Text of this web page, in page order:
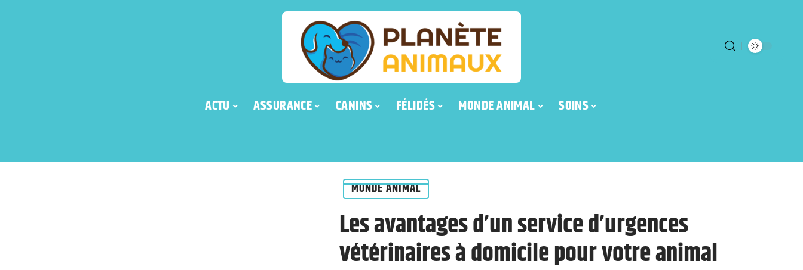
ACTU ASSURANCE CANINS FÉLIDÉS MONDE ANIMAL SOINS
MONDE ANIMAL
Les avantages d’un service d’urgences
vétérinaires à domicile pour votre animal